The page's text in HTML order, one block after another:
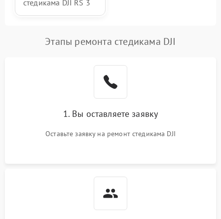
стедикама DJI RS 3
Этапы ремонта стедикама DJI
1. Вы оставляете заявку
Оставьте заявку на ремонт стедикама DJI